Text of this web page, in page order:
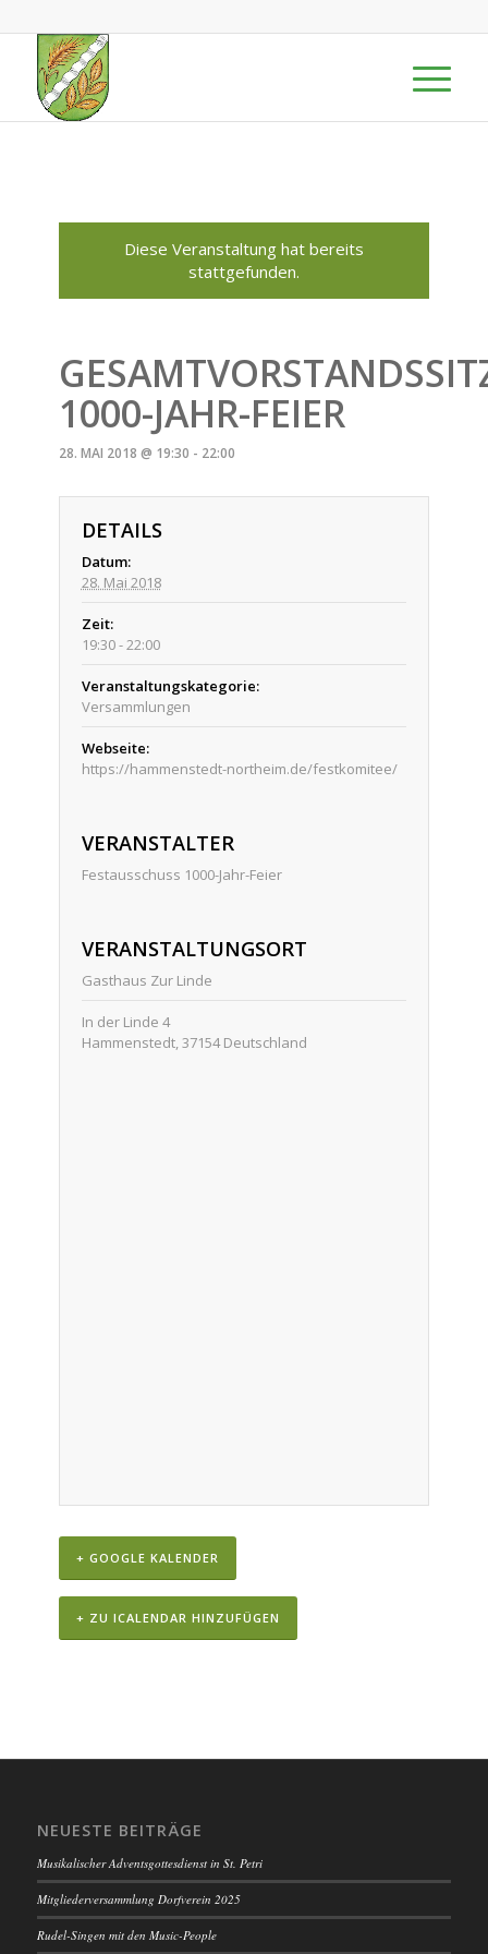
Diese Veranstaltung hat bereits
stattgefunden.
1000-JAHR-FEIER
28. MAI 2018 @ 19:30 - 22:00
DETAILS
Datum:
28. Mai 2018
Zeit:
19:30 - 22:00
Veranstaltungskategorie:
Versammlungen
Webseite:
https://hammenstedt-northeim.de/festkomitee/
VERANSTALTER
Festausschuss 1000-Jahr-Feier
VERANSTALTUNGSORT
Gasthaus Zur Linde
In der Linde 4
Hammenstedt,37154 Deutschland
+ GOOGLE KALENDER
+ ZU ICALENDAR HINZUFÜGEN
NEUESTE BEITRÄGE
Musikalischer Adventsgottesdienst in St. Petri
Mitgliederversammlung Dorfverein 2025
Rudel-Singen mit den Music-People